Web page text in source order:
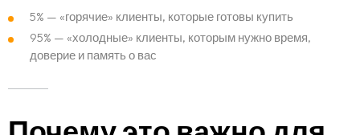
5% — «горячие» клиенты, которые готовы купить
95% — «холодные» клиенты, которым нужно время,
доверие и память о вас